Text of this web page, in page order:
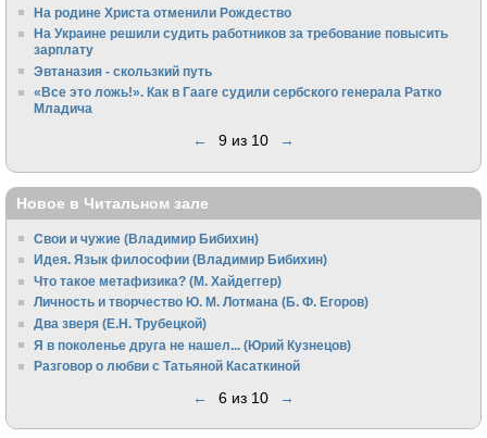
На родине Христа отменили Рождество
На Украине решили судить работников за требование повысить
зарплату
Эвтаназия - скользкий путь
«Все это ложь!». Как в Гааге судили сербского генерала Ратко
Младича
← 9 из 10 →
Новое в Читальном зале
Свои и чужие (Владимир Бибихин)
Идея. Язык философии (Владимир Бибихин)
Что такое метафизика? (М. Хайдеггер)
Личность и творчество Ю. М. Лотмана (Б. Ф. Егоров)
Два зверя (Е.Н. Трубецкой)
Я в поколенье друга не нашел... (Юрий Кузнецов)
Разговор о любви с Татьяной Касаткиной
← 6 из 10 →